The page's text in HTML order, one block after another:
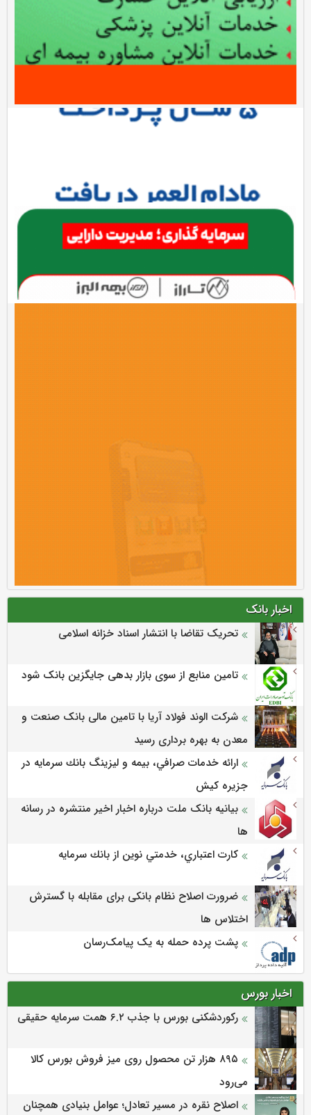
اخبار بانک
تحریک تقاضا با انتشار اسناد خزانه اسلامی
تامین منابع از سوی بازار بدهی جایگزین بانک شود
شرکت الوند فولاد آریا با تامین مالی بانک صنعت و
معدن به بهره برداری رسید
ارائه خدمات صرافي، بيمه و ليزينگ بانك سرمايه در
جزيره كيش
بیانیه بانک ملت درباره اخبار اخیر منتشره در رسانه
ها
كارت اعتباري، خدمتي نوين از بانك سرمايه
ضرورت اصلاح نظام بانکی برای مقابله با گسترش
اختلاس ها
پشت پرده حمله به یک پیامک‌رسان
اخبار بورس
رکوردشکنی بورس با جذب ۶.۲ همت سرمایه حقیقی
۸۹۵ هزار تن محصول روی میز فروش بورس کالا
می‌‌رود
اصلاح نقره در مسیر تعادل؛ عوامل بنیادی همچنان